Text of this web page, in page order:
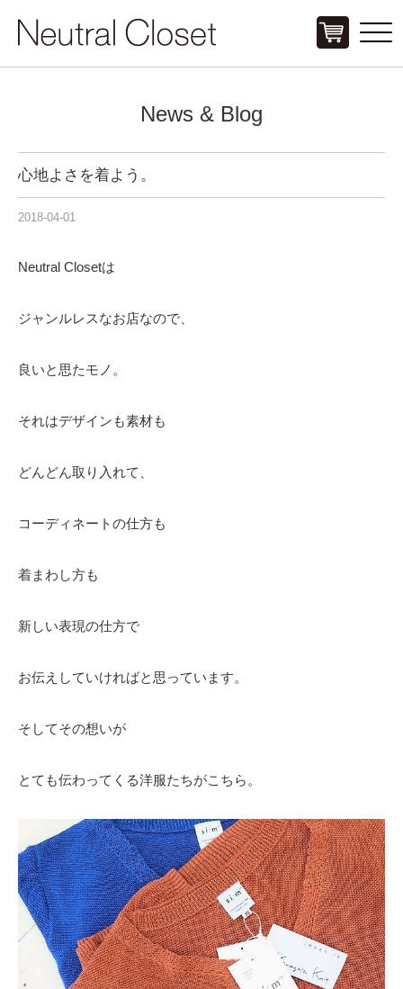
Click
News & Blog
心地よさを着よう。
2018-04-01
Neutral Closetは
ジャンルレスなお店なので、
良いと思たモノ。
それはデザインも素材も
どんどん取り入れて、
コーディネートの仕方も
着まわし方も
新しい表現の仕方で
お伝えしていければと思っています。
そしてその想いが
とても伝わってくる洋服たちがこちら。